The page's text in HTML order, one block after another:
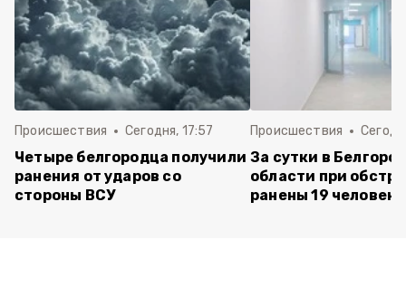
Происшествия Сегодня, 17:57
Четыре белгородца получили
ранения от ударов со
стороны ВСУ
Происшествия
За сутки в
области при
ранены 19 человек